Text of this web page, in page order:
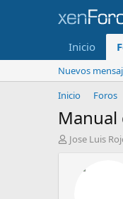
Inicio
Nuevos
Inicio
Foros
Manual
IJose Luis